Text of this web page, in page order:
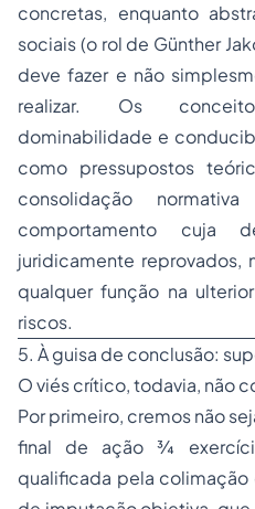
concretas, enquanto
sociais (o rol de Günther
deve fazer e não
realizar. Os
dominabilidade e
como pressupostos
consolidação
comportamento cuja
juridicamente reprovados,
qualquer função na
riscos.
5. À guisa de conclusão:
O viés crítico, todavia, não
Por primeiro, cremos não
final de ação ¾
qualificada pela colimação